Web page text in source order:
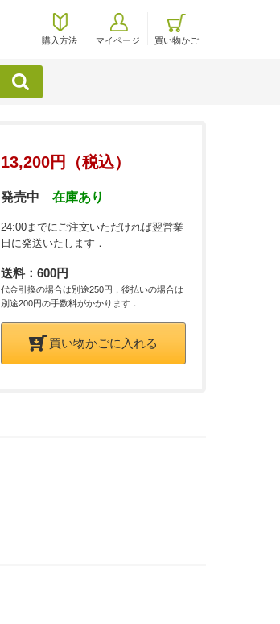
購入方法 マイページ 買い物かご
検索
13,200円（税込）
発売中 在庫あり
24:00までにご注文いただければ翌営業
日に発送いたします．
送料：600円
代金引換の場合は別途250円，後払いの場合は
別途200円の手数料がかかります．
買い物かごに入れる